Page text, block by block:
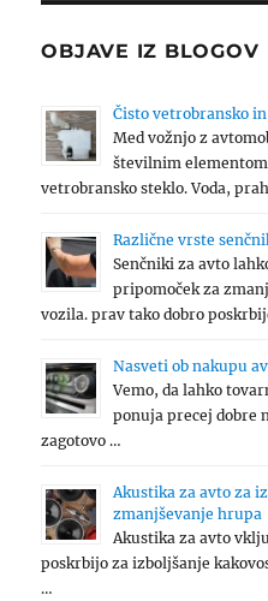
OBJAVE IZ BLOGOV
Čisto vetrobransko
Med vožnjo z
številnim
vetrobransko steklo. Voda,
Različne vrste
Senčniki za avto
pripomoček za
vozila. prav tako dobro
Nasveti ob nakupu
Vemo, da lahko
ponuja precej dobre
zagotovo …
Akustika za avto za
zmanjševanje hrupa
Akustika za avto
poskrbijo za izboljšanje
…